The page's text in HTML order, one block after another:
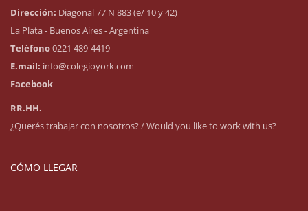
Dirección: Diagonal 77 N 883 (e/ 10 y 42)
La Plata - Buenos Aires - Argentina
Teléfono0221 489-4419
E.mail: info@colegioyork.com
Facebook
RR.HH.
¿Querés trabajar con nosotros? / Would you like to work with us?
CÓMO LLEGAR